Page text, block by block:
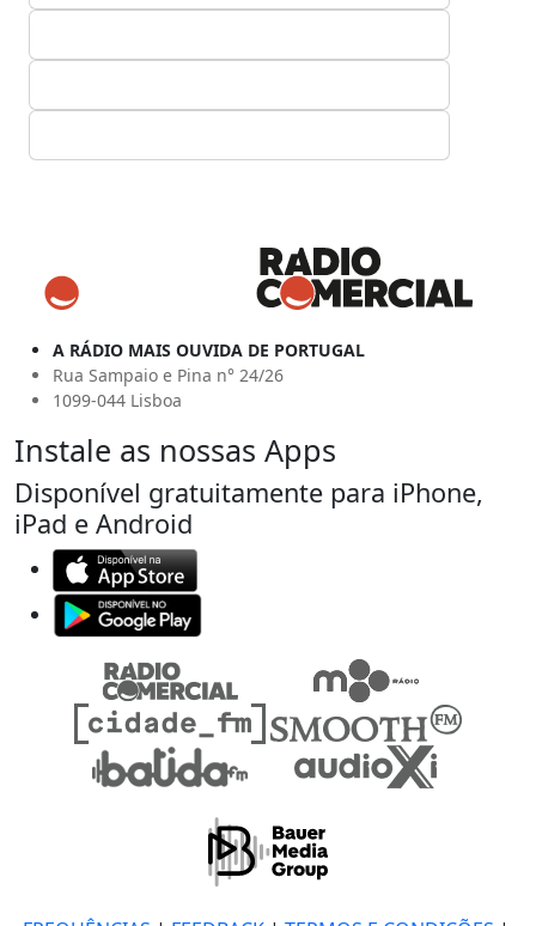
A RÁDIO MAIS OUVIDA DE PORTUGAL
Rua Sampaio e Pina n° 24/26
1099-044 Lisboa
Instale as nossas Apps
Disponível gratuitamente para iPhone,
iPad e Android